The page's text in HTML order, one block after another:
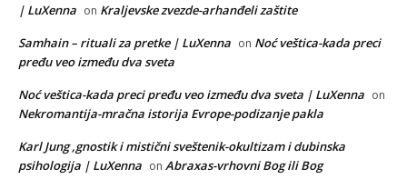
| LuXenna on Kraljevske zvezde-arhanđeli zaštite
Samhain – rituali za pretke | LuXenna on Noć veštica-kada preci
pređu veo između dva sveta
Noć veštica-kada preci pređu veo između dva sveta | LuXenna on
Nekromantija-mračna istorija Evrope-podizanje pakla
Karl Jung ,gnostik i mistični sveštenik-okultizam i dubinska
psihologija | LuXenna on Abraxas-vrhovni Bog ili Bog